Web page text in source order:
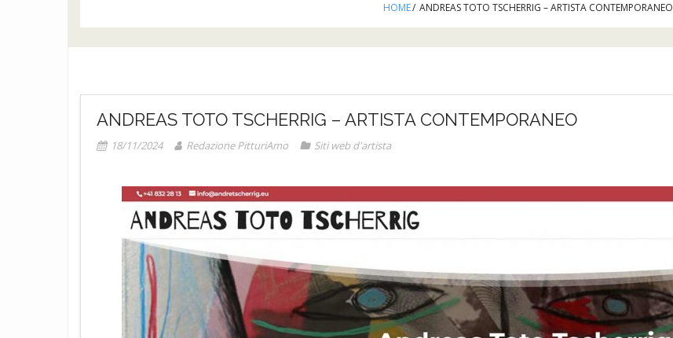
HOME/ ANDREAS TOTO TSCHERRIG – ARTISTA CONTEMPORANEO
ANDREAS TOTO TSCHERRIG – ARTISTA CONTEMPORANEO
18/11/2024 Redazione PitturiAmo Siti web d'artista